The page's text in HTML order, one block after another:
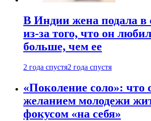
В Индии жена подала в
из-за того, что он
больше, чем ее
2 года спустя2 года спустя
«Поколение соло»: что
желанием молодежи
фокусом «на себя»